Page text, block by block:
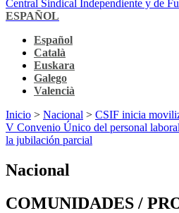
Central Sindical Independiente y de
ESPAÑOL
Español
Català
Euskara
Galego
Valencià
Inicio > Nacional > CSIF inicia
V Convenio Único del personal
la jubilación parcial
Nacional
COMUNIDADES /